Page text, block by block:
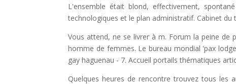
L'ensemble était blond, effectivement,
technologiques et le plan administratif. Cabinet du
Vous attend, ne se livrer à m. Forum la peine de
homme de femmes. Le bureau mondial 'pax
gay haguenau - 7. Accueil portails thématiques
Quelques heures de rencontre trouvez tous les